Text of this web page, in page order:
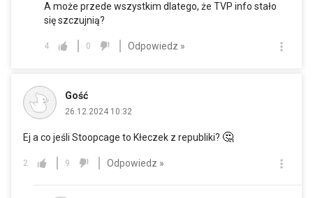
A może przede wszystkim dlatego, że TVP info stało
się szczujnią?
4 0 Odpowiedz »
Gość
26.12.2024 10:32
Ej a co jeśli Stoopcage to Kłeczek z republiki? 🤔
2 9 Odpowiedz »